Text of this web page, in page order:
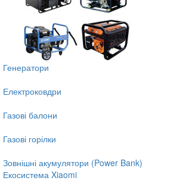
Генератори
Електроковдри
Газові балони
Газові горілки
Зовнішні акумулятори (Power Bank)
Екосистема Xiaomi